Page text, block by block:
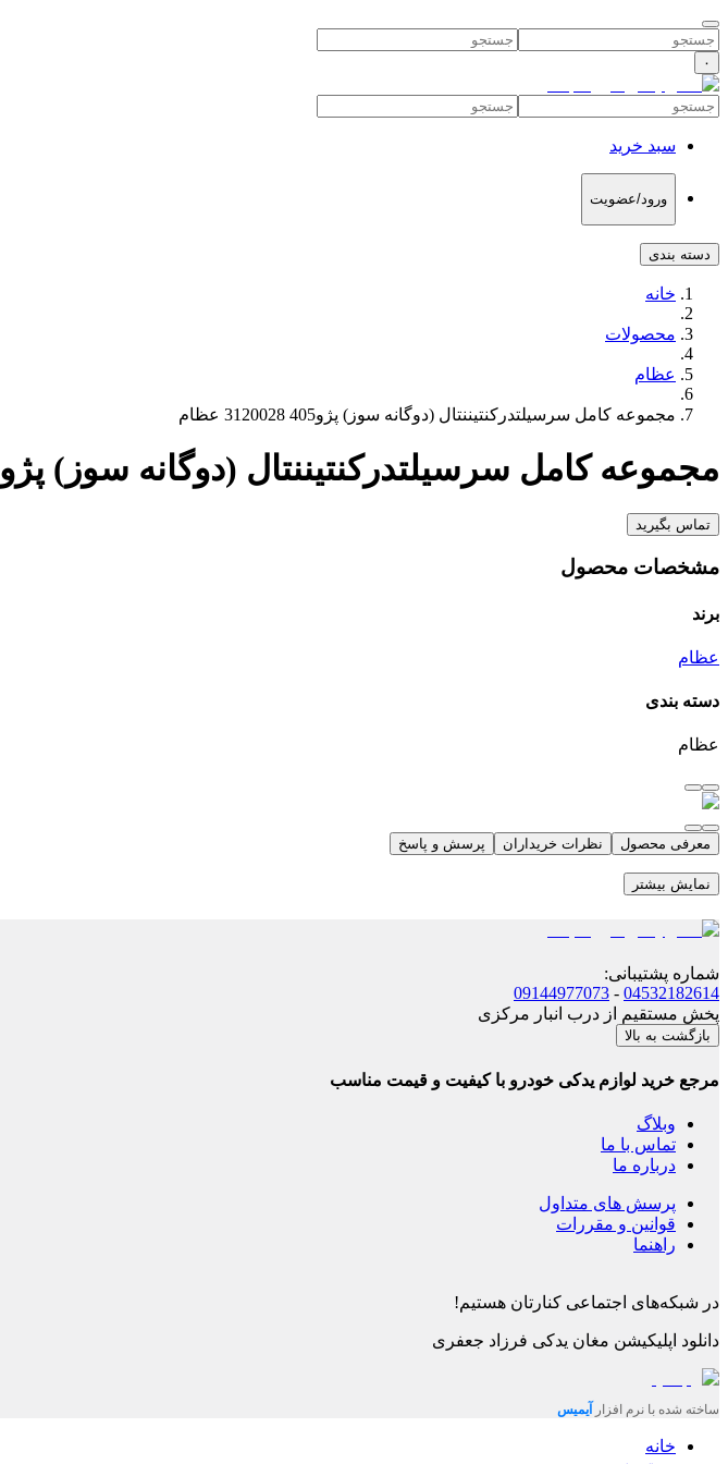
۰
سبد خرید
ورود/عضویت
دسته بندی
خانه
محصولات
عظام
مجموعه کامل سرسیلتدرکنتیننتال (دوگانه سوز) پژو405 3120028 عظام
مجموعه کامل سرسیلتدرکنتیننتال (دوگانه سوز) پژو405 3120028 عظام
تماس بگیرید
مشخصات محصول
برند
عظام
دسته بندی
عظام
معرفی محصول نظرات خریداران پرسش و پاسخ
نمایش بیشتر
شماره پشتیبانی:
04532182614
-
09144977073
پخش مستقیم از درب انبار مرکزی
بازگشت به بالا
مرجع خرید لوازم یدکی خودرو با کیفیت و قیمت مناسب
وبلاگ
تماس با ما
درباره ما
پرسش های متداول
قوانین و مقررات
راهنما
در شبکه‌های اجتماعی کنارتان هستیم!
دانلود اپلیکیشن مغان یدکی فرزاد جعفری
ساخته شده با نرم افزار آیمیس
خانه